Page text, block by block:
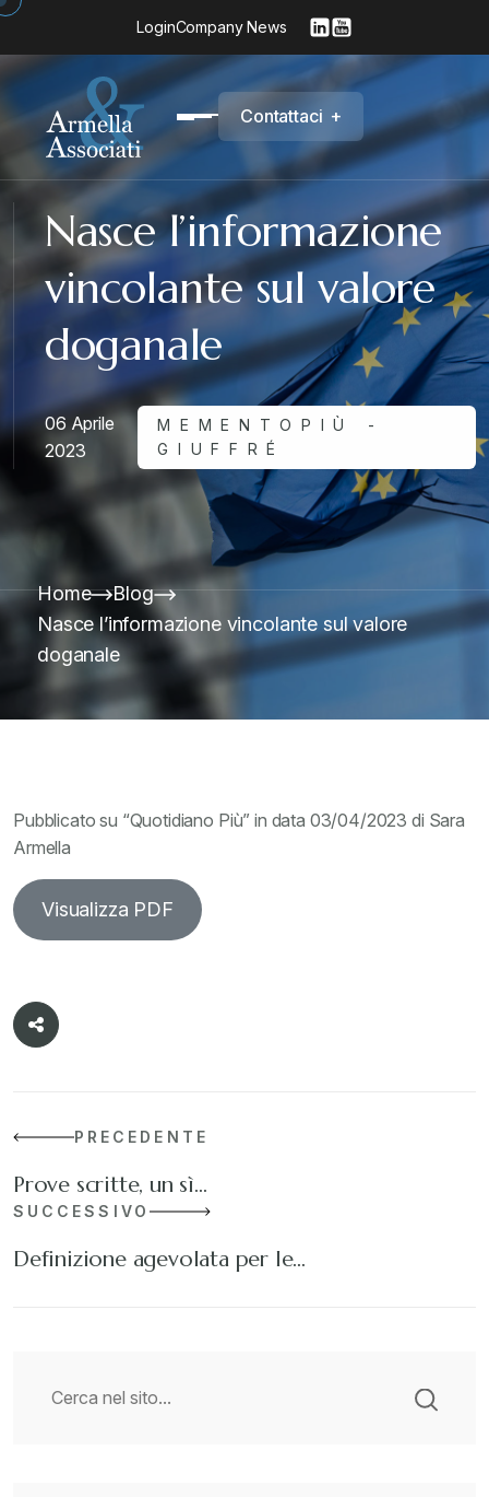
LoginCompany News
Contattaci +
Nasce l’informazione
vincolante sul valore
doganale
06 Aprile
2023
MEMENTOPIÙ -
GIUFFRÉ
Home
Blog
Nasce l’informazione vincolante sul valore
doganale
Pubblicato su “Quotidiano Più” in data 03/04/2023 di Sara
Armella
Visualizza PDF
PRECEDENTE
Prove scritte, un sì…
SUCCESSIVO
Definizione agevolata per le…